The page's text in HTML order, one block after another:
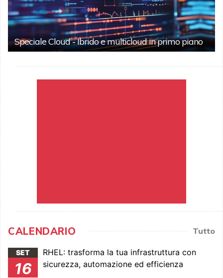
Speciale Cloud - Ibrido e multicloud in primo piano
CALENDARIO Tutto
SET
16
RHEL: trasforma la tua infrastruttura con
sicurezza, automazione ed efficienza